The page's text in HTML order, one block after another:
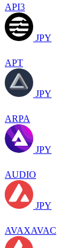
API3
JPY
APT
JPY
ARPA
JPY
AUDIO
JPY
AVAXAVAC